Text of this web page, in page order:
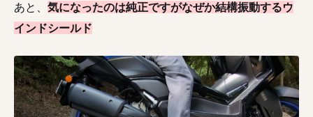
あと、 気になったのは純正ですがなぜか結構振動するウ
インドシールド